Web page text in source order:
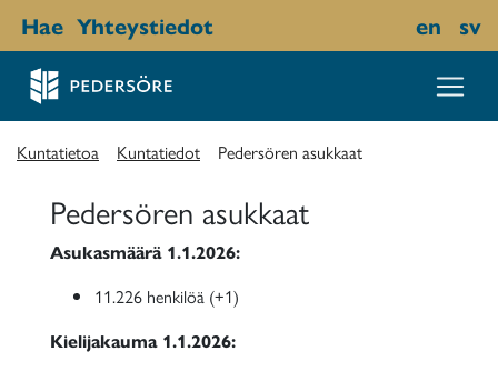
Hae Yhteystiedot en sv
Kuntatietoa Kuntatiedot Pedersören asukkaat
Pedersören asukkaat
Asukasmäärä 1.1.2026:
11.226 henkilöä (+1)
Kielijakauma 1.1.2026: